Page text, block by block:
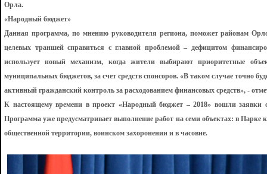
Орла.
«Народный бюджет»
Данная программа, по мнению руководителя региона, поможет районам
целевых траншей справиться с главной проблемой – дефицитом
использует новый механизм, когда жители выбирают приоритетные
муниципальных бюджетов, за счет средств спонсоров. «В таком случае точно
активный гражданский контроль за расходованием финансовых средств», -
К настоящему времени в проект «Народный бюджет – 2018» вошли
Программа уже предусматривает выполнение работ на семи объектах: в
общественной территории, воинском захоронении и в часовне.